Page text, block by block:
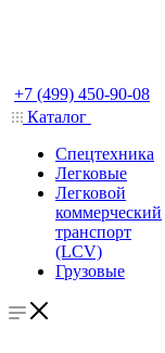
+7 (499) 450-90-08
Каталог
Спецтехника
Легковые
Легковой
коммерческий
транспорт
(LCV)
Грузовые